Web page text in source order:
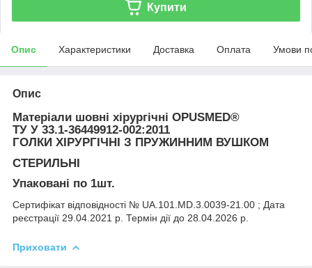
Купити
Опис Характеристики Доставка Оплата Умови
Опис
Матеріали шовні хірургічні OPUSMED®
ТУ У 33.1-36449912-002:2011
ГОЛКИ ХІРУРГІЧНІ З ПРУЖИННИМ ВУШКОМ
СТЕРИЛЬНІ
Упаковані по 1шт.
Сертифікат відповідності № UA.101.MD.3.0039-21.00 ; Дата
реєстрації 29.04.2021 р. Термін дії до 28.04.2026 р.
Приховати